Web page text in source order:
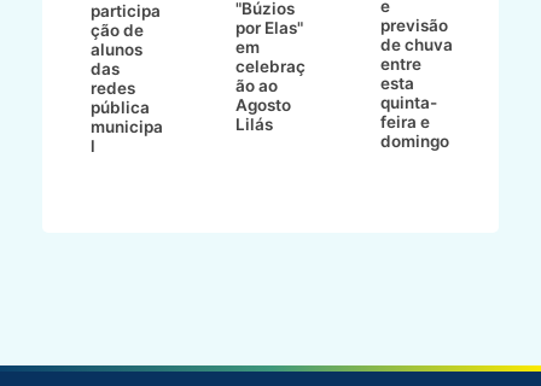
participa
ção de
alunos
das
redes
pública
municipa
l
"Búzios
por Elas"
em
celebraç
ão ao
Agosto
Lilás
e
previsão
de chuva
entre
esta
quinta-
feira e
domingo